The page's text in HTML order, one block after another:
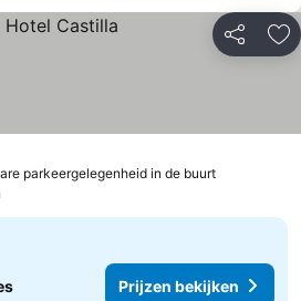
Delen
parkeergelegenheid in de buurt
Prijzen bekijken